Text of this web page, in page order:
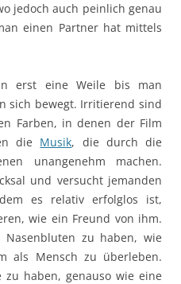
jedoch auch peinlich genau
einen Partner hat mittels
erst eine Weile bis man
sich bewegt. Irritierend sind
Farben, in denen der Film
die Musik, die durch die
unangenehm machen.
und versucht jemanden
es relativ erfolglos ist,
wie ein Freund von ihm.
zu haben, wie
als Mensch zu überleben.
haben, genauso wie eine